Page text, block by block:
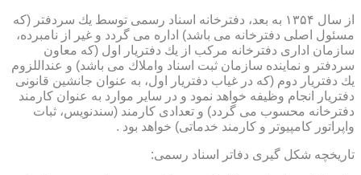
از سال ۱۳۵۴ به بعد، دفترخانه اسناد رسمی توسط یك سردفتر (كه
مسئول اصلی دفترخانه می باشد) اداره می گردد و غیر از نامبرده،
سازمان اداری دفترخانه مركب از یك دفتریار اول (كه معاون
سردفتر و نماینده سازمان ثبت اسناد واملاك می باشد) و عنداللزوم
یك دفتریار دوم (كه در غیاب دفتریار اول، به عنوان جانشین قانونی
دفتریار انجام وظیفه خواهد نمود و در سایر موارد به عنوان كارمند
دفترخانه محسوب می گردد) و تعدادی كارمند (سندنویس، ثبات
واپراتور كامپیوتر و كارمند خدماتی) خواهد بود .
تاریخچه شكل گیری دفاتر اسناد رسمی: